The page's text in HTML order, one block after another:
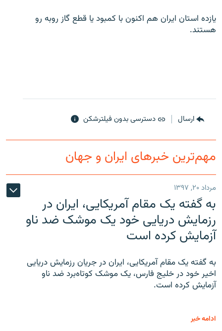
یازده استان ایران هم اکنون با کمبود یا قطع گاز روبه رو
هستند.
ارسال دسترسی بدون فیلترشکن
مهم‌ترین خبرهای ایران و جهان
مرداد ۲۰, ۱۳۹۷
به گفته یک مقام آمریکایی، ایران در
رزمایش دریایی خود یک موشک ضد ناو
آزمایش کرده است
به گفته یک مقام آمریکایی، ایران در جریان رزمایش دریایی
اخیر خود در خلیج فارس، یک موشک کوتاه‌برد ضد ناو
آزمایش کرده است.
ادامه خبر